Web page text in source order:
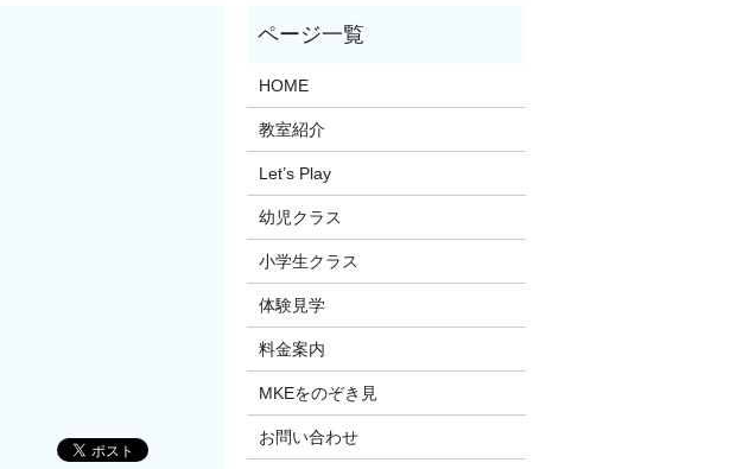
HOME
教室紹介
Let’s Play
幼児クラス
小学生クラス
体験見学
料金案内
MKEをのぞき見
お問い合わせ